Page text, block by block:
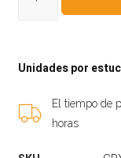
Unidades por
El tiempo de
horas